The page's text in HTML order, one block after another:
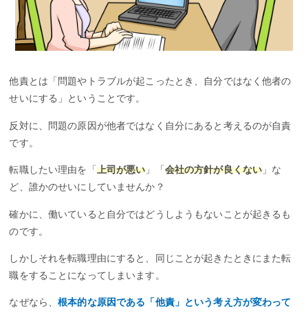
他責とは「問題やトラブルが起こったとき、自分ではなく他者の
せいにする」ということです。
反対に、問題の原因が他者ではなく自分にあると考えるのが自責
です。
転職したい理由を「 上司が悪い 」「 会社の方針が良くない 」な
ど、誰かのせいにしていませんか？
確かに、働いていると自分ではどうしようもないことが起きるも
のです。
しかしそれを転職理由にすると、同じことが起きたときにまた転
職をすることになってしまいます。
なぜなら、根本的な原因である「他責」という考え方が変わって